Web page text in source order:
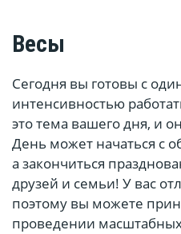
Весы
Сегодня вы готовы с
интенсивностью
это тема вашего дня, и
День может начаться с
а закончиться
друзей и семьи! У вас
поэтому вы можете
проведении